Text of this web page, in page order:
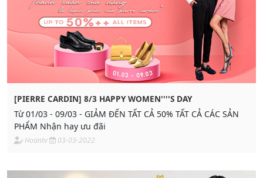
[PIERRE CARDIN] 8/3 HAPPY WOMEN''''S DAY
Từ 01/03 - 09/03 - GIẢM ĐẾN TẤT CẢ 50% TẤT CẢ CÁC SẢN
PHẨM Nhận hay ưu đãi
Hoantv 03-03-2022